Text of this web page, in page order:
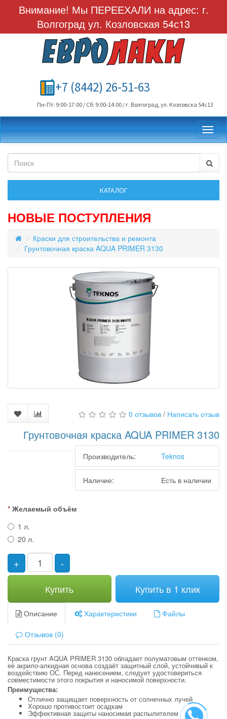
Внимание! Мы ПЕРЕЕХАЛИ на адрес: г.
Волгоград ул. Козловская 54с13
+7 (8442) 26-51-63
Пн-Пт: 9:00-17:00 / Сб: 9:00-14:00 / г. Волгоград, ул. Козловска 54с13
НОВЫЕ ПОСТУПЛЕНИЯ
Краски для строительства и ремонта
Грунтовочная краска AQUA PRIMER 3130
0 отзывов / Написать отзыв
Грунтовочная краска AQUA PRIMER 3130
Производитель: Teknos
Наличие: Есть в наличии
Желаемый объём
1 л.
20 л.
+
-
Купить
Купить в 1 клик
Описание Характеристики Файлы
Отзывов (0)
Краска грунт AQUA PRIMER 3130 обладает полуматовым оттенком,
её акрило-алкидная основа создаёт защитный слой, устойчивый к
воздействию ОС. Перед нанесением, следует удостовериться
совместимости этого покрытия и наносимой поверхности.
Преимущества:
Отлично защищает поверхность от солнечных лучей
Хорошо противостоит осадкам
Эффективная защиты наносимая распылителем